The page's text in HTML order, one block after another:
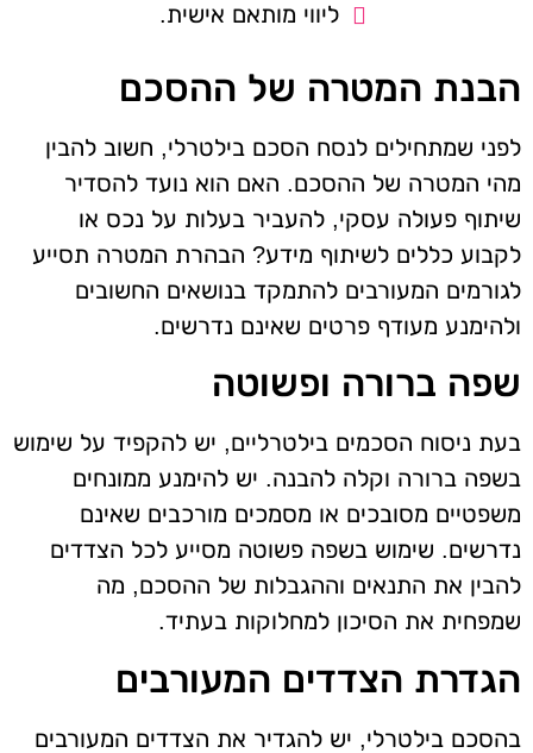
ליווי מותאם אישית.
הבנת המטרה של ההסכם
לפני שמתחילים לנסח הסכם בילטרלי, חשוב להבין
מהי המטרה של ההסכם. האם הוא נועד להסדיר
שיתוף פעולה עסקי, להעביר בעלות על נכס או
לקבוע כללים לשיתוף מידע? הבהרת המטרה תסייע
לגורמים המעורבים להתמקד בנושאים החשובים
ולהימנע מעודף פרטים שאינם נדרשים.
שפה ברורה ופשוטה
בעת ניסוח הסכמים בילטרליים, יש להקפיד על שימוש
בשפה ברורה וקלה להבנה. יש להימנע ממונחים
משפטיים מסובכים או מסמכים מורכבים שאינם
נדרשים. שימוש בשפה פשוטה מסייע לכל הצדדים
להבין את התנאים וההגבלות של ההסכם, מה
שמפחית את הסיכון למחלוקות בעתיד.
הגדרת הצדדים המעורבים
בהסכם בילטרלי, יש להגדיר את הצדדים המעורבים